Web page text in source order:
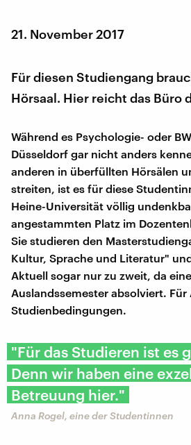
21. November 2017
Für diesen Studiengang
Hörsaal. Hier reicht das Büro
Während es Psychologie- oder
Düsseldorf gar nicht anders
anderen in überfüllten Hörsälen
streiten, ist es für diese
Heine-Universität völlig
angestammten Platz im
Sie studieren den
Kultur, Sprache und Literatur"
Aktuell sogar nur zu zweit, da
Auslandssemester absolviert. Für
Studienbedingungen.
"Für das Studieren ist es
Denn wir haben eine
Betreuung hier."
Anna Rogel, eine der Studentinnen